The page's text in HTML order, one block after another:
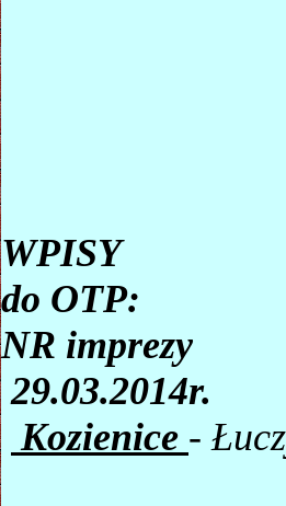
WPISY
do OTP:
NR imprezy
29.03.2014r.
Kozienice -